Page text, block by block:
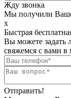
Жду звонка
Мы получили
х
Быстрая
Вы можете задать
свяжемся с вами в
Отправить!